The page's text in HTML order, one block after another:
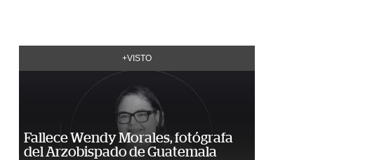
+VISTO
Fallece Wendy Morales, fotógrafa
del Arzobispado de Guatemala